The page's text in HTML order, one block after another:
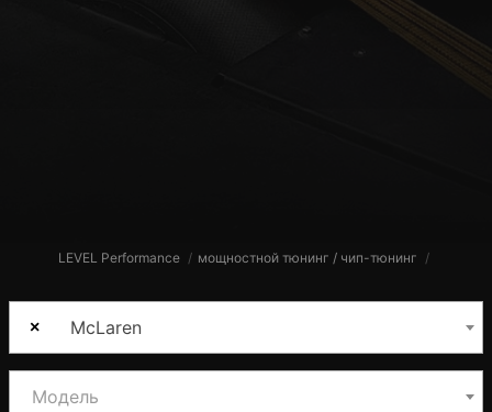
LEVEL Performance мощностной тюнинг / чип-тюнинг
× McLaren
Модель